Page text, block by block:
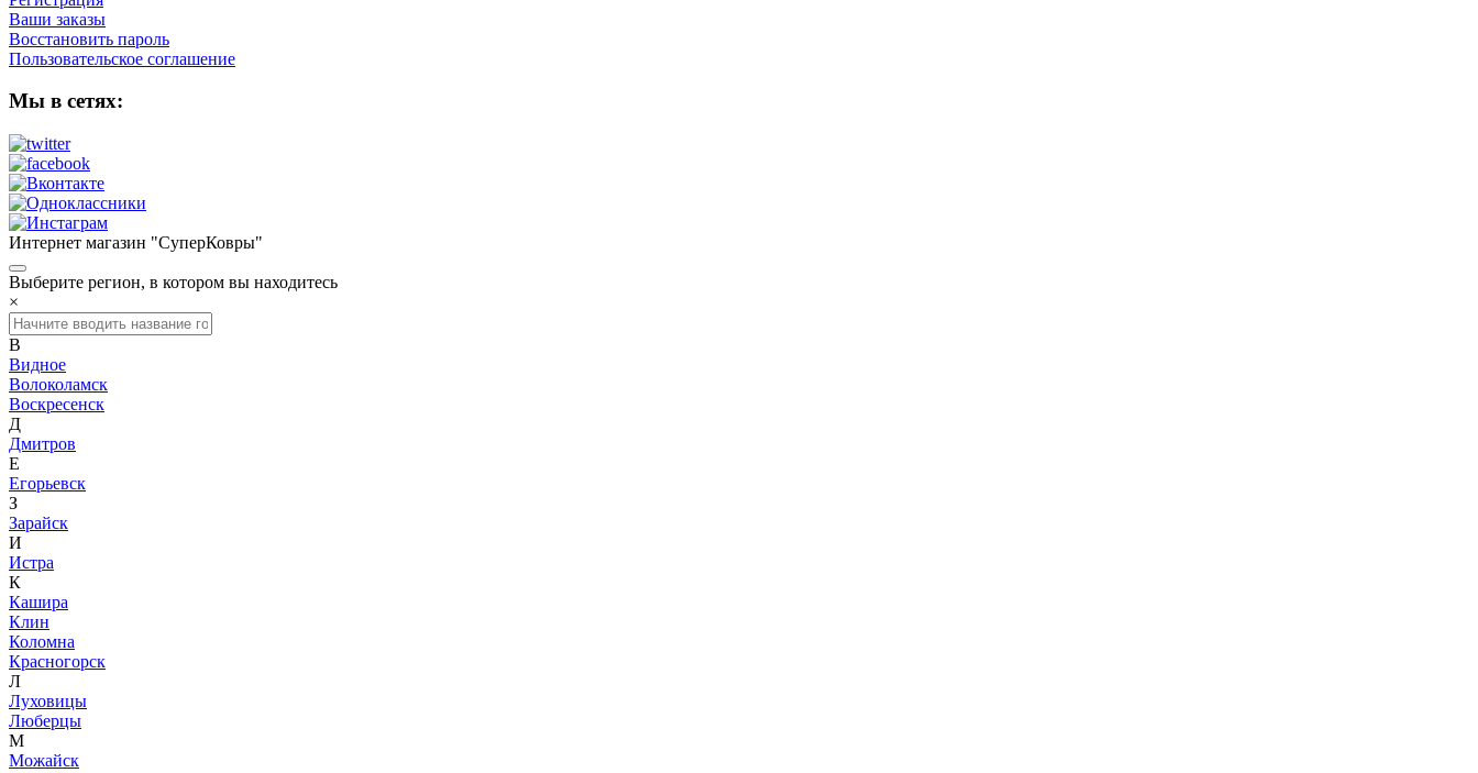
Ваши заказы
Восстановить пароль
Пользовательское соглашение
Мы в сетях:
Интернет магазин "СуперКовры"
Выберите регион, в котором вы находитесь
×
В
Видное
Волоколамск
Воскресенск
Д
Дмитров
Е
Егорьевск
З
Зарайск
И
Истра
К
Кашира
Клин
Коломна
Красногорск
Л
Луховицы
Люберцы
М
Можайск